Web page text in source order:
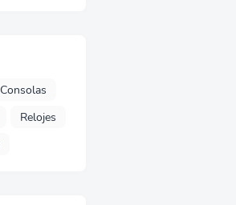
Consolas
Relojes